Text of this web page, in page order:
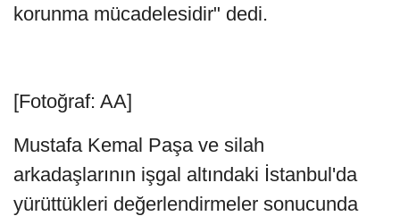
korunma mücadelesidir" dedi.
[Fotoğraf: AA]
Mustafa Kemal Paşa ve silah
arkadaşlarının işgal altındaki İstanbul'da
yürüttükleri değerlendirmeler sonucunda